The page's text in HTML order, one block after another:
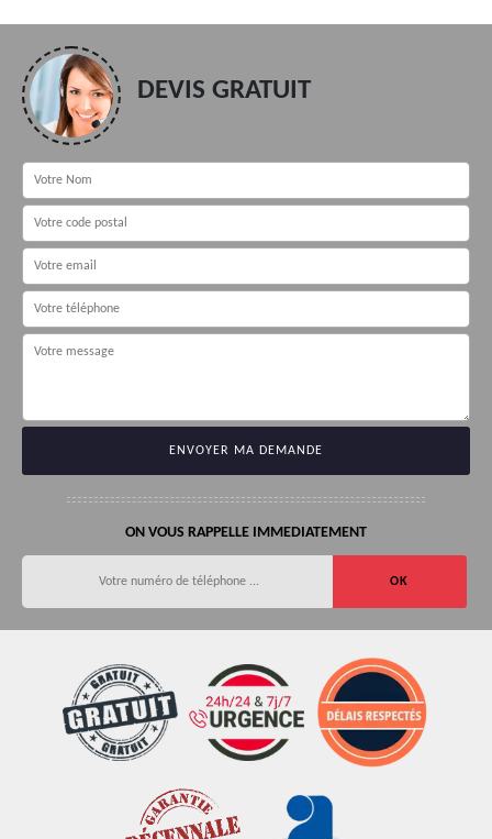
DEVIS GRATUIT
ON VOUS RAPPELLE IMMEDIATEMENT